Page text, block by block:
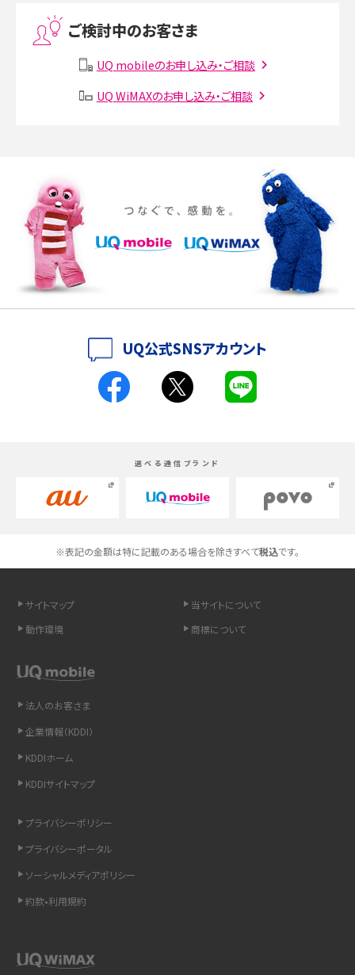
Instagram（インスタグラム）でスクショするとバレる？バレるケースや撮り方も解
SMSとは？料金やできること、注意点や届かない時の対処法を解説
iPhone 16eとiPhone SE（第3世代）の違いは？サイズやスペックを比較して解説
iPhone 16eとiPhone 14を徹底比較！スペック・機能の違いをわかりやすく紹介
iPhone 16シリーズのモデルを比較！価格・サイズ・カメラ性能の違いを徹底解説
iPhone 16とiPhone 15の違いは？カメラ・スペック・機能を徹底比較
スマホが高い理由は？購入費用を抑える方法や端末を選ぶ時の注意点を解説！
高校生にスマホ制限は必要？所持率やメリット・デメリットを詳しく紹介
スマホのネット通信速度が遅い原因は？すぐできる対処法や見直すポイントを解
iCloudの使用容量を減らす9つの方法！使用状況の確認手順も紹介
インスタのDMの送り方は？便利機能の使い方や注意点をわかりやすく解説
ご検討中のお客さま
UQ mobileのお申し込み・ご相談
UQ WiMAXのお申し込み・ご相談
UQ公式SNSアカウント
選べる通信ブランド
※表記の金額は特に記載のある場合を除きすべて税込です。
サイトマップ
当サイトについて
動作環境
商標について
法人のお客さま
企業情報（KDDI）
KDDIホーム
KDDIサイトマップ
プライバシーポリシー
プライバシーポータル
ソーシャルメディアポリシー
約款•利用規約